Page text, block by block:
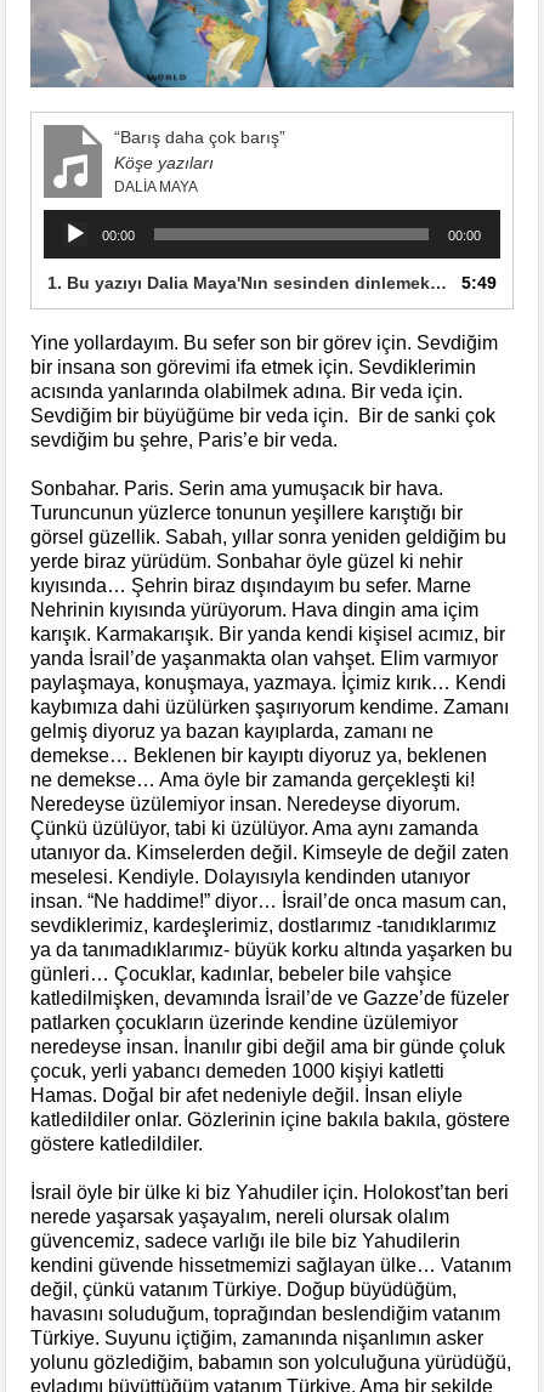
“Barış daha çok barış”
Köşe yazıları
DALIA MAYA
Ses
oynatıcı
00:00 00:00
1. Bu yazıyı Dalia Maya'Nın sesinden dinlemek için tıklayın. 5:49
Yine yollardayım. Bu sefer son bir görev için. Sevdiğim
bir insana son görevimi ifa etmek için. Sevdiklerimin
acısında yanlarında olabilmek adına. Bir veda için.
Sevdiğim bir büyüğüme bir veda için. Bir de sanki çok
sevdiğim bu şehre, Paris’e bir veda.
Sonbahar. Paris. Serin ama yumuşacık bir hava.
Turuncunun yüzlerce tonunun yeşillere karıştığı bir
görsel güzellik. Sabah, yıllar sonra yeniden geldiğim bu
yerde biraz yürüdüm. Sonbahar öyle güzel ki nehir
kıyısında… Şehrin biraz dışındayım bu sefer. Marne
Nehrinin kıyısında yürüyorum. Hava dingin ama içim
karışık. Karmakarışık. Bir yanda kendi kişisel acımız, bir
yanda İsrail’de yaşanmakta olan vahşet. Elim varmıyor
paylaşmaya, konuşmaya, yazmaya. İçimiz kırık… Kendi
kaybımıza dahi üzülürken şaşırıyorum kendime. Zamanı
gelmiş diyoruz ya bazan kayıplarda, zamanı ne
demekse… Beklenen bir kayıptı diyoruz ya, beklenen
ne demekse… Ama öyle bir zamanda gerçekleşti ki!
Neredeyse üzülemiyor insan. Neredeyse diyorum.
Çünkü üzülüyor, tabi ki üzülüyor. Ama aynı zamanda
utanıyor da. Kimselerden değil. Kimseyle de değil zaten
meselesi. Kendiyle. Dolayısıyla kendinden utanıyor
insan. “Ne haddime!” diyor… İsrail’de onca masum can,
sevdiklerimiz, kardeşlerimiz, dostlarımız -tanıdıklarımız
ya da tanımadıklarımız- büyük korku altında yaşarken bu
günleri… Çocuklar, kadınlar, bebeler bile vahşice
katledilmişken, devamında İsrail’de ve Gazze’de füzeler
patlarken çocukların üzerinde kendine üzülemiyor
neredeyse insan. İnanılır gibi değil ama bir günde çoluk
çocuk, yerli yabancı demeden 1000 kişiyi katletti
Hamas. Doğal bir afet nedeniyle değil. İnsan eliyle
katledildiler onlar. Gözlerinin içine bakıla bakıla, göstere
göstere katledildiler.
İsrail öyle bir ülke ki biz Yahudiler için. Holokost’tan beri
nerede yaşarsak yaşayalım, nereli olursak olalım
güvencemiz, sadece varlığı ile bile biz Yahudilerin
kendini güvende hissetmemizi sağlayan ülke… Vatanım
değil, çünkü vatanım Türkiye. Doğup büyüdüğüm,
havasını soluduğum, toprağından beslendiğim vatanım
Türkiye. Suyunu içtiğim, zamanında nişanlımın asker
yolunu gözlediğim, babamın son yolculuğuna yürüdüğü,
evladımı büyüttüğüm vatanım Türkiye. Ama bir şekilde